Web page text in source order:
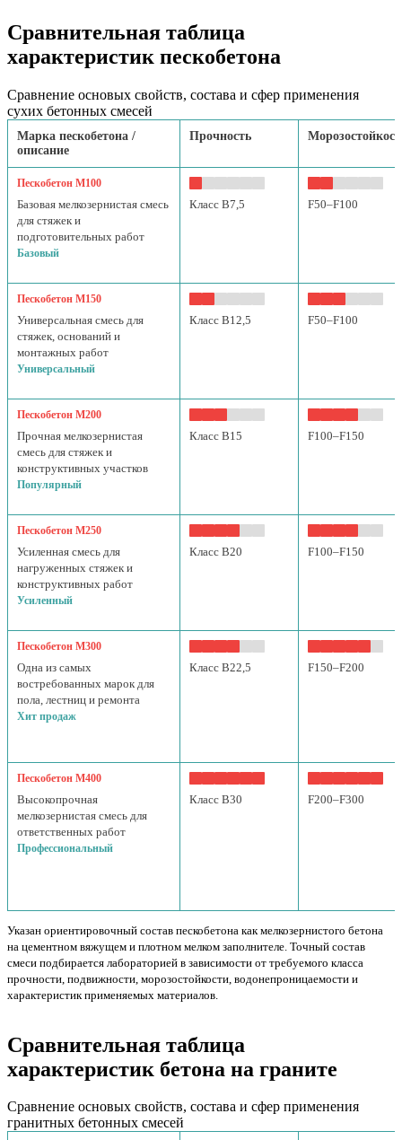
Сравнительная таблица
характеристик пескобетона
Сравнение основых свойств, состава и сфер применения
сухих бетонных смесей
Марка пескобетона /
описание
Прочность
Пескобетон М100
Базовая мелкозернистая смесь
для стяжек и
подготовительных работ
Базовый
Класс B7,5 F50–F100
Пескобетон М150
Универсальная смесь для
стяжек, оснований и
монтажных работ
Универсальный
Класс B12,5 F50–F100
Пескобетон М200
Прочная мелкозернистая
смесь для стяжек и
конструктивных участков
Популярный
Класс B15 F100–F150
Пескобетон М250
Усиленная смесь для
нагруженных стяжек и
конструктивных работ
Усиленный
Класс B20 F100–F150
Пескобетон М300
Одна из самых
востребованных марок для
пола, лестниц и ремонта
Хит продаж
Класс B22,5 F150–F200
Пескобетон М400
Высокопрочная
мелкозернистая смесь для
ответственных работ
Профессиональный
Класс B30 F200–F300
Указан ориентировочный состав пескобетона как мелкозернистого бетона
на цементном вяжущем и плотном мелком заполнителе. Точный состав
смеси подбирается лабораторией в зависимости от требуемого класса
прочности, подвижности, морозостойкости, водонепроницаемости и
характеристик применяемых материалов.
Сравнительная таблица
характеристик бетона на граните
Сравнение основых свойств, состава и сфер применения
гранитных бетонных смесей